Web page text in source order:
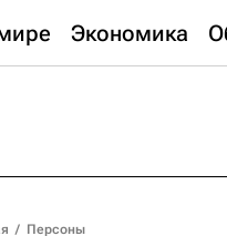
Экономика
/ Персоны